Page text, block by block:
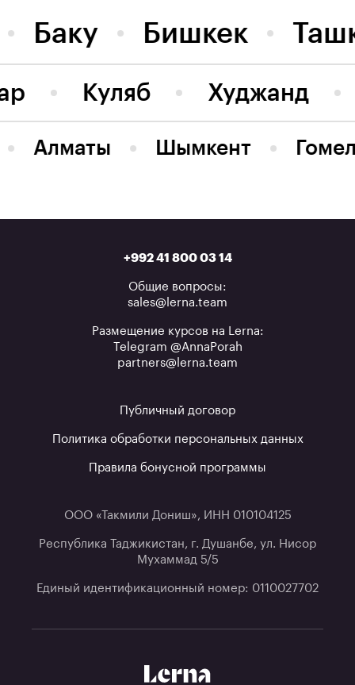
Баку Бишкек
Худжанд
Куляб
Алматы Шымкент
+992 41 800 03 14
Общие вопросы:
sales@lerna.team
Размещение курсов на Lerna:
Telegram @AnnaPorah
partners@lerna.team
Публичный договор
Политика обработки персональных данных
Правила бонусной программы
ООО «Такмили Дониш», ИНН 010104125
Республика Таджикистан, г. Душанбе, ул. Нисор
Мухаммад 5/5
Единый идентификационный номер: 0110027702